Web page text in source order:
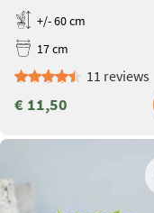
+/- 60 cm
17 cm
11 reviews
€ 11,50